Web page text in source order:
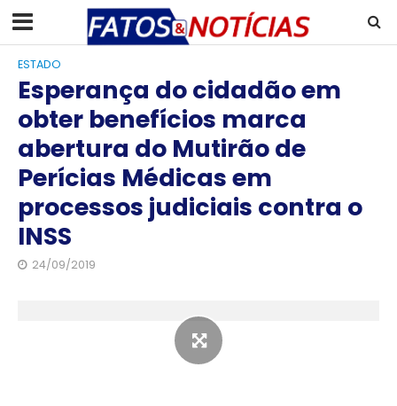
ESTADO
Esperança do cidadão em
obter benefícios marca
abertura do Mutirão de
Perícias Médicas em
processos judiciais contra o
INSS
24/09/2019